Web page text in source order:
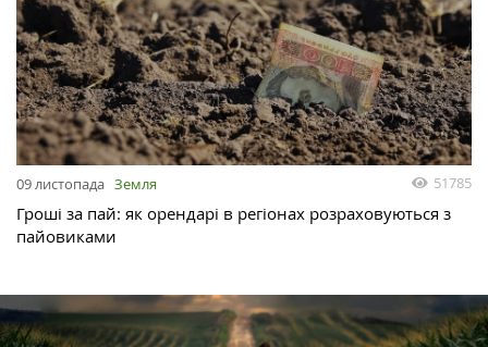
09 листопада Земля 51785
Гроші за пай: як орендарі в регіонах розраховуються з
пайовиками